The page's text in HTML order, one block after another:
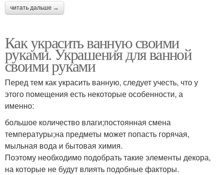
читать дальше →
Как украсить ванную своими
руками. Украшения для ванной
своими руками
Перед тем как украсить ванную, следует учесть, что у
этого помещения есть некоторые особенности, а
именно:
большое количество влаги;постоянная смена
температуры;на предметы может попасть горячая,
мыльная вода и бытовая химия.
Поэтому необходимо подобрать такие элементы декора,
на которые не будут влиять подобные факторы.